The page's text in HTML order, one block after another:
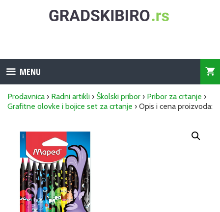
MENU
Prodavnica › Radni artikli › Školski pribor › Pribor za crtanje ›
Grafitne olovke i bojice set za crtanje › Opis i cena proizvoda: